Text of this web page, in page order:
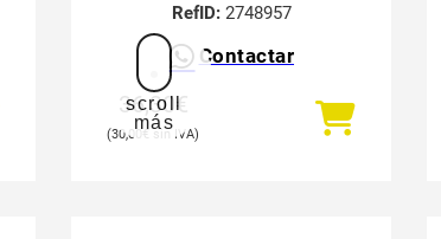
RefID:2748957
Contactar
36,30€
30,00€
scroll
más